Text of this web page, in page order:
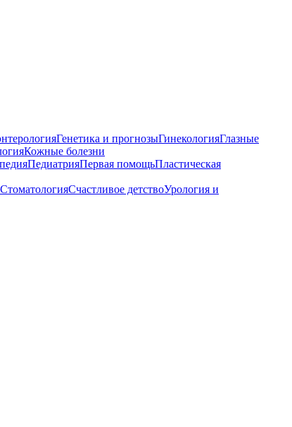
Генетика и прогнозыГинекологияГлазные
Кожные болезни
ПедиатрияПервая помощьПластическая
СтоматологияСчастливое детствоУрология и